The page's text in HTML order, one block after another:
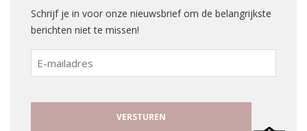
Schrijf je in voor onze nieuwsbrief om de belangrijkste
berichten niet te missen!
E-
mailadres